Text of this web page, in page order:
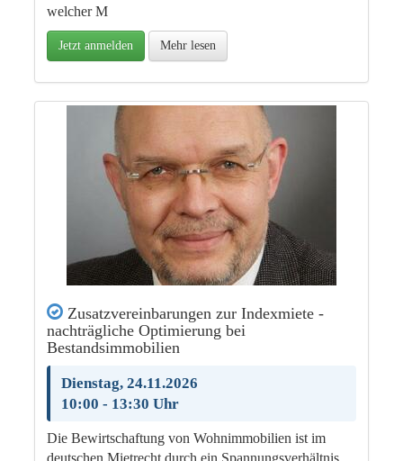
welcher M
Jetzt anmelden Mehr lesen
Zusatzvereinbarungen zur Indexmiete -
nachträgliche Optimierung bei
Bestandsimmobilien
Dienstag, 24.11.2026
10:00 - 13:30 Uhr
Die Bewirtschaftung von Wohnimmobilien ist im
deutschen Mietrecht durch ein Spannungsverhältnis